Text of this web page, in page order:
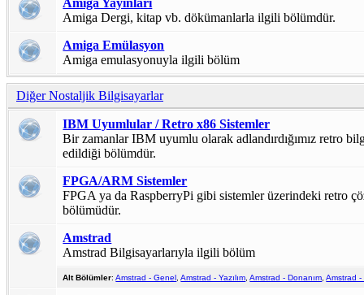
Amiga Dergi, kitap vb. dökümanlarla ilgili bölümdür.
Amiga Emülasyon
Amiga emulasyonuyla ilgili bölüm
Diğer Nostaljik Bilgisayarlar
IBM Uyumlular / Retro x86 Sistemler
Bir zamanlar IBM uyumlu olarak adlandırdığımız retro
edildiği bölümdür.
FPGA/ARM Sistemler
FPGA ya da RaspberryPi gibi sistemler üzerindeki retro
bölümüdür.
Amstrad
Amstrad Bilgisayarlarıyla ilgili bölüm
Alt Bölümler:Amstrad - Genel ,Amstrad - Yazılım ,Amstrad - Donanım ,Amstrad -